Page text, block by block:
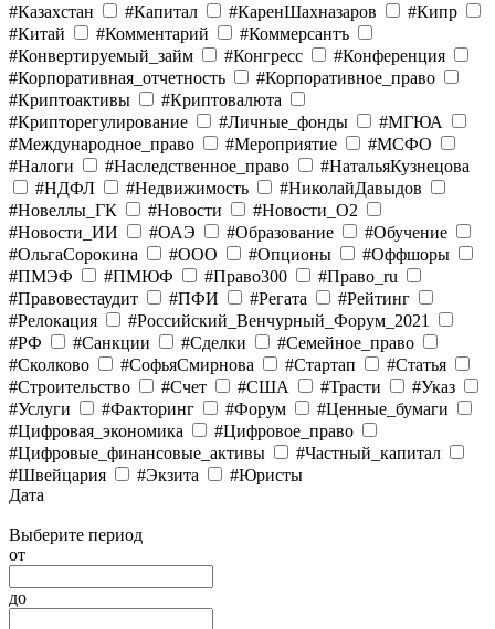
#Казахстан
#Капитал #КаренШахназаров
#Кипр
#Китай
#Комментарий
#Коммерсантъ
#Конвертируемый_займ
#Конгресс
#Конференция
#Корпоративная_отчетность
#Корпоративное_право
#Криптоактивы
#Криптовалюта
#Крипторегулирование
#Личные_фонды
#МГЮА
#Международное_право
#Мероприятие
#МСФО
#Налоги
#Наследственное_право
#НатальяКузнецова
#НДФЛ
#Недвижимость
#НиколайДавыдов
#Новеллы_ГК
#Новости
#Новости_O2
#Новости_ИИ
#ОАЭ #Образование
#Обучение
#ОльгаСорокина
#ООО #Опционы
#Оффшоры
#ПМЭФ
#ПМЮФ #Право300
#Право_ru
#Правовестаудит
#ПФИ #Регата
#Рейтинг
#Релокация
#Российский_Венчурный_Форум_2021
#РФ
#Санкции #Сделки
#Семейное_право
#Сколково
#СофьяСмирнова #Стартап
#Статья
#Строительство
#Счет #США #Трасти
#Указ
#Услуги
#Факторинг #Форум
#Ценные_бумаги
#Цифровая_экономика
#Цифровое_право
#Цифровые_финансовые_активы
#Частный_капитал
#Швейцария
#Экзита
#Юристы
Дата
Выберите период
от
до